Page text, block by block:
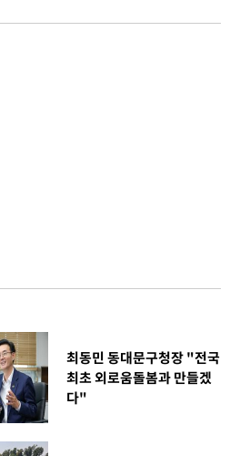
말 상암 5만 관중
최동민 동대문구청장 "전국
최초 외로움돌봄과 만들겠
다"